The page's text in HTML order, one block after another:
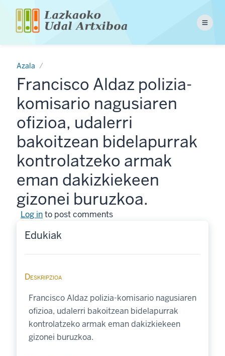
main
Menu
Azala
Francisco Aldaz polizia-
komisario nagusiaren
ofizioa, udalerri
bakoitzean bidelapurrak
kontrolatzeko armak
eman dakizkiekeen
gizonei buruzkoa.
Log into post comments
Edukiak
Deskripzioa
Francisco Aldaz polizia-komisario nagusiaren
ofizioa, udalerri bakoitzean bidelapurrak
kontrolatzeko armak eman dakizkiekeen
gizonei buruzkoa.